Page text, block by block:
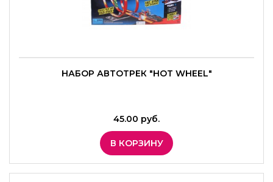
НАБОР АВТОТРЕК "HOT WHEEL"
45.00 руб.
В КОРЗИНУ